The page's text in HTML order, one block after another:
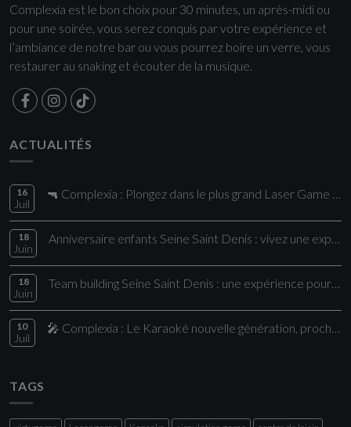
Complexia est le bon choix pour 30 minutes, un après-midi ou
pour une soirée, vous serez conquis par votre expérience et
l’ambiance de notre bar ou vous pourrez boire un verre, vous
restaurer au snaking et écouter de la musique.
ACTUALITÉS
16
Juil
18
Juin
18
Juin
10
Juil
TAGS